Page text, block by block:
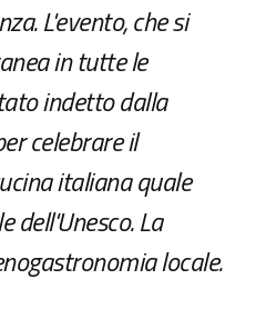
L'evento, che si
in tutte le
indetto dalla
celebrare il
italiana quale
La
locale.